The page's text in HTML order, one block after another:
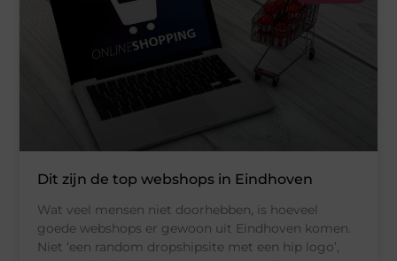
Dit zijn de top webshops in Eindhoven
Wat veel mensen niet doorhebben, is hoeveel
goede webshops er gewoon uit Eindhoven komen.
Niet ‘een random dropshipsite met een hip logo’,